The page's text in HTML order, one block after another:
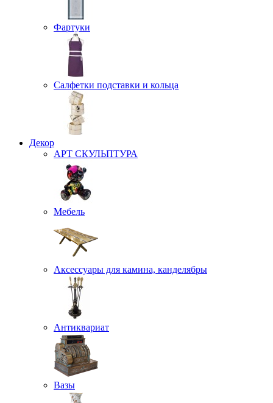
Фартуки
Салфетки подставки и кольца
Декор
АРТ СКУЛЬПТУРА
Мебель
Аксессуары для камина, канделябры
Антиквариат
Вазы